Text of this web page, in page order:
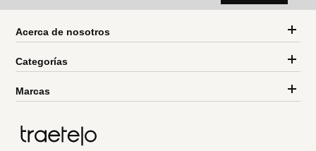
Acerca de nosotros
Categorías
Marcas